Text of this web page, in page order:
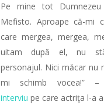
Pe mine tot
Mefisto. Aproape că-mi
care mergea, mergea,
uitam după el, nu
personajul. Nici măcar nu
mi schimb vocea!”
interviu pe care actriţa l-a